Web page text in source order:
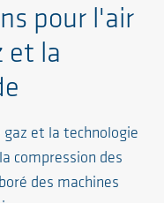
pour l'air
et la
et la technologie
compression des
des machines